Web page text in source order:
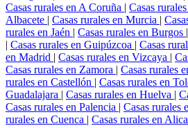
Casas rurales en A Coruña | Casas
Albacete | Casas rurales en Murcia |
rurales en Jaén | Casas rurales en Burgos |
| Casas rurales en Guipúzcoa | Casas
en Madrid | Casas rurales en Vizcaya |
Casas rurales en Zamora | Casas rurales
rurales en Castellón | Casas rurales en
Guadalajara | Casas rurales en Huelva |
Casas rurales en Palencia | Casas rurales
rurales en Cuenca | Casas rurales en